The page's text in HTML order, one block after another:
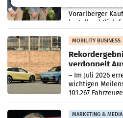
Vorarlberger
kartellrechtlich
MOBILITY BUSINESS
verdoppelt
überschreitet
– Im Juli 2026
wichtigen
101.267
Ergebnis
verdoppelte
MARKETING & MEDIA